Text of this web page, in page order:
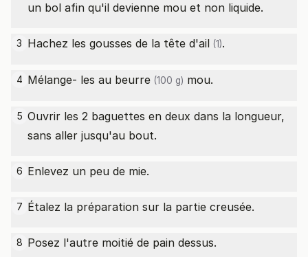
un bol afin qu'il devienne mou et non liquide.
3 Hachez les gousses de la tête d'ail (1).
4 Mélange- les au beurre (100 g) mou.
5 Ouvrir les 2 baguettes en deux dans la longueur,
sans aller jusqu'au bout.
6 Enlevez un peu de mie.
7 Étalez la préparation sur la partie creusée.
8 Posez l'autre moitié de pain dessus.